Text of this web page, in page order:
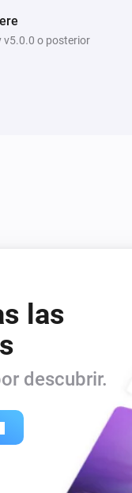
v5.0.0 o posterior
las
descubrir.